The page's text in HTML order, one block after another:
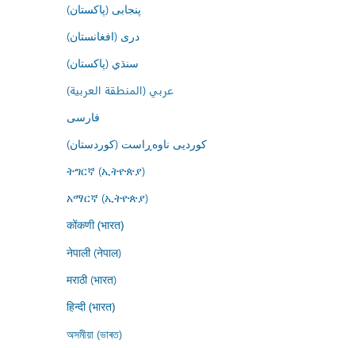
پنجابی (پاکستان)
درى (افغانستان)
سنڌي (پاکستان)
عربي (المنطقة العربية)
فارسى
کوردیی ناوەڕاست (کوردستان)
ትግርኛ (ኢትዮጵያ)
አማርኛ (ኢትዮጵያ)
कोंकणी (भारत)
नेपाली (नेपाल)
मराठी (भारत)
हिन्दी (भारत)
অসমীয়া (ভাৰত)